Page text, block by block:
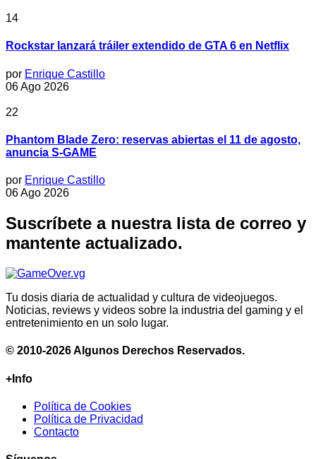
14
Rockstar lanzará tráiler extendido de GTA 6 en Netflix
por Enrique Castillo
06 Ago 2026
22
Phantom Blade Zero: reservas abiertas el 11 de agosto,
anuncia S-GAME
por Enrique Castillo
06 Ago 2026
Suscríbete a nuestra lista de correo y
mantente actualizado.
Tu dosis diaria de actualidad y cultura de videojuegos.
Noticias, reviews y videos sobre la industria del gaming y el
entretenimiento en un solo lugar.
© 2010-2026 Algunos Derechos Reservados.
+Info
Política de Cookies
Política de Privacidad
Contacto